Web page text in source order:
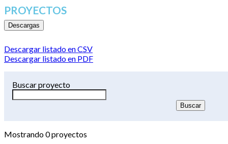
PROYECTOS
Descargas
Descargar listado en CSV
Descargar listado en PDF
Buscar proyecto
Mostrando0proyectos